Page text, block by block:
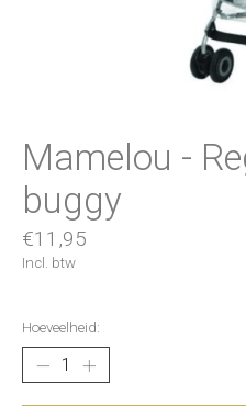
Mamelou -
buggy
€11,95
Incl. btw
Hoeveelheid: